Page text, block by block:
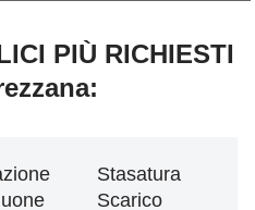
PIÙ RICHIESTI
Stasatura
Scarico